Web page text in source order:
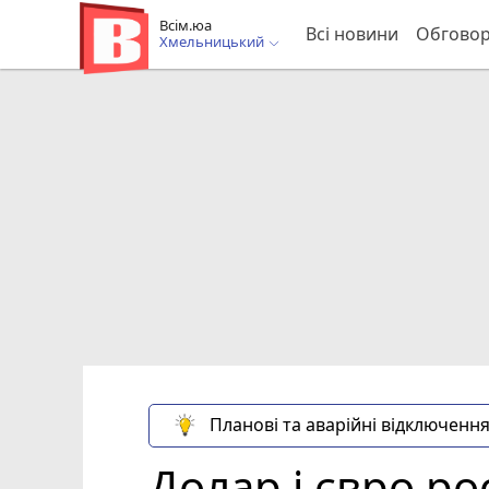
Всім.юа
Хмельницький
Всі новини
Планові та аварійні